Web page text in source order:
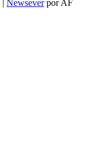
Newseverpor AF